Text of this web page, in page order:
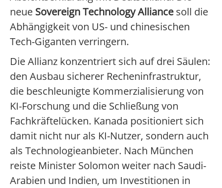
neue Sovereign Technology Alliance soll die
Abhängigkeit von US- und chinesischen
Tech-Giganten verringern.
Die Allianz konzentriert sich auf drei Säulen:
den Ausbau sicherer Recheninfrastruktur,
die beschleunigte Kommerzialisierung von
KI-Forschung und die Schließung von
Fachkräftelücken. Kanada positioniert sich
damit nicht nur als KI-Nutzer, sondern auch
als Technologieanbieter. Nach München
reiste Minister Solomon weiter nach Saudi-
Arabien und Indien, um Investitionen in